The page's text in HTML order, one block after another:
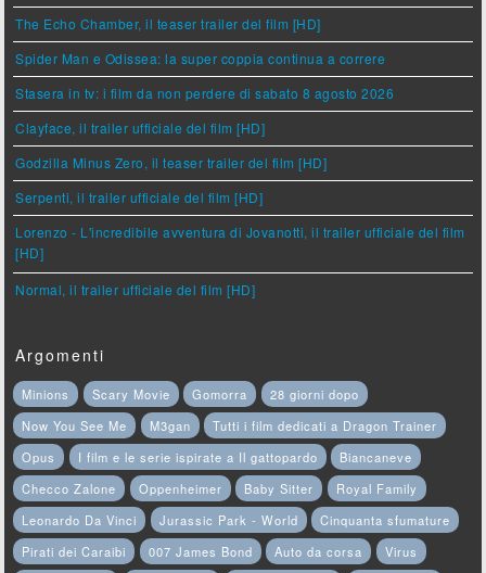
The Echo Chamber, il teaser trailer del film [HD]
Spider Man e Odissea: la super coppia continua a correre
Stasera in tv: i film da non perdere di sabato 8 agosto 2026
Clayface, il trailer ufficiale del film [HD]
Godzilla Minus Zero, il teaser trailer del film [HD]
Serpenti, il trailer ufficiale del film [HD]
Lorenzo - L'incredibile avventura di Jovanotti, il trailer ufficiale del film
[HD]
Normal, il trailer ufficiale del film [HD]
Argomenti
Minions Scary Movie Gomorra
28 giorni dopo
Now You See Me
M3gan
Tutti i film dedicati a Dragon Trainer
Opus
I film e le serie ispirate a Il gattopardo
Biancaneve
Checco Zalone
Oppenheimer Baby Sitter
Royal Family
Leonardo Da Vinci
Jurassic Park - World
Cinquanta sfumature
Pirati dei Caraibi
007 James Bond Auto da corsa
Virus